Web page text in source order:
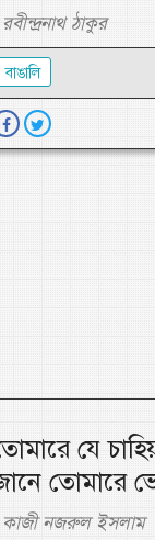
রবীন্দ্রনাথ ঠাকুর
বাঙালি
যে
তোমারে
কাজী নজরুল ইসলাম